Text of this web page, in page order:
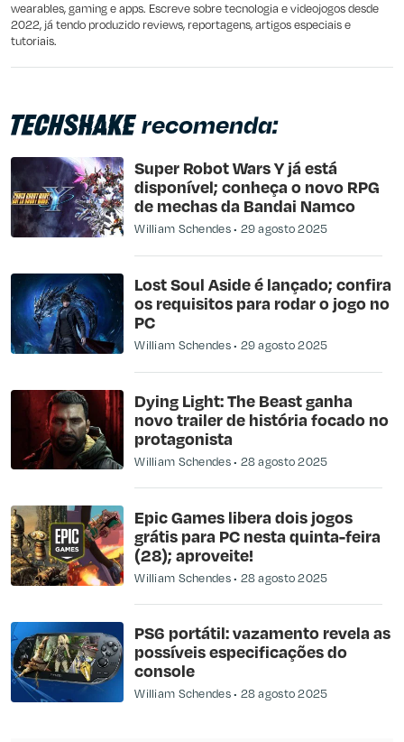
wearables, gaming e apps. Escreve sobre tecnologia e videojogos desde
2022, já tendo produzido reviews, reportagens, artigos especiais e
tutoriais.
recomenda:
Super Robot Wars Y já está
disponível; conheça o novo RPG
de mechas da Bandai Namco
William Schendes 29 agosto 2025
Lost Soul Aside é lançado; confira
os requisitos para rodar o jogo no
PC
William Schendes 29 agosto 2025
Dying Light: The Beast ganha
novo trailer de história focado no
protagonista
William Schendes 28 agosto 2025
Epic Games libera dois jogos
grátis para PC nesta quinta-feira
(28); aproveite!
William Schendes 28 agosto 2025
PS6 portátil: vazamento revela as
possíveis especificações do
console
William Schendes 28 agosto 2025